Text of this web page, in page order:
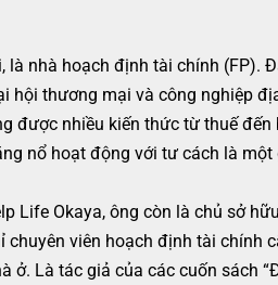
là nhà hoạch định tài chính (FP).
hội thương mại và công nghiệp
được nhiều kiến thức từ thuế
nổ hoạt động với tư cách là
Life Okaya, ông còn là chủ sở
viên hoạch định tài chính
ở. Là tác giả của các cuốn sách